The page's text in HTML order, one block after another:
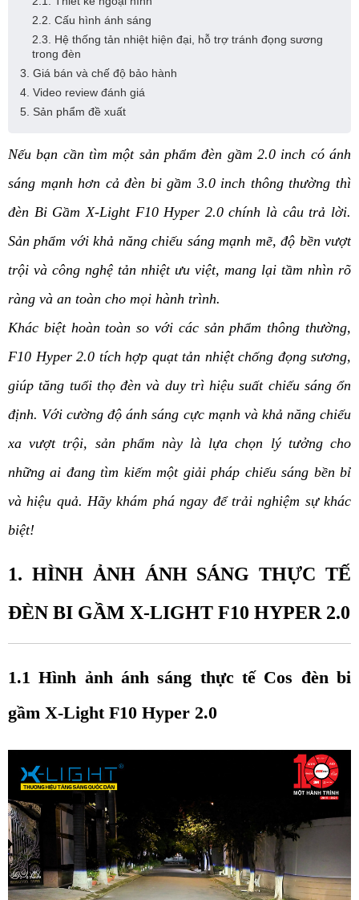
2.2. Cấu hình ánh sáng
2.3. Hệ thống tản nhiệt hiện đại, hỗ trợ tránh đọng sương
trong đèn
3. Giá bán và chế độ bảo hành
4. Video review đánh giá
5. Sản phẩm đề xuất
Nếu bạn cần tìm một sản phẩm đèn gầm 2.0 inch có ánh
sáng mạnh hơn cả đèn bi gầm 3.0 inch thông thường thì
đèn Bi Gầm X-Light F10 Hyper 2.0 chính là câu trả lời.
Sản phẩm với khả năng chiếu sáng mạnh mẽ, độ bền vượt
trội và công nghệ tản nhiệt ưu việt, mang lại tầm nhìn rõ
ràng và an toàn cho mọi hành trình.
Khác biệt hoàn toàn so với các sản phẩm thông thường,
F10 Hyper 2.0 tích hợp quạt tản nhiệt chống đọng sương,
giúp tăng tuổi thọ đèn và duy trì hiệu suất chiếu sáng ổn
định. Với cường độ ánh sáng cực mạnh và khả năng chiếu
xa vượt trội, sản phẩm này là lựa chọn lý tưởng cho
những ai đang tìm kiếm một giải pháp chiếu sáng bền bỉ
và hiệu quả. Hãy khám phá ngay để trải nghiệm sự khác
biệt!
1. HÌNH ẢNH ÁNH SÁNG THỰC TẾ
ĐÈN BI GẦM X-LIGHT F10 HYPER 2.0
1.1 Hình ảnh ánh sáng thực tế Cos đèn bi
gầm X-Light F10 Hyper 2.0